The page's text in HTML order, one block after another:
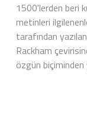
1500'lerden beri
metinleri
tarafından
Rackham
özgün